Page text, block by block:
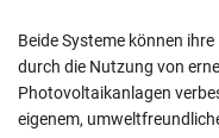
Beide Systeme können
durch die Nutzung von
Photovoltaikanlagen
eigenem,